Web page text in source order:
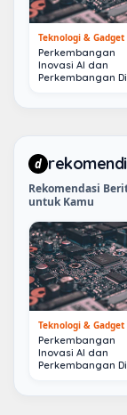
Teknologi & Gadget
Perkembangan
Inovasi AI dan
Perkembangan
d
Rekomendasi
untuk Kamu
Teknologi & Gadget
Perkembangan
Inovasi AI dan
Perkembangan